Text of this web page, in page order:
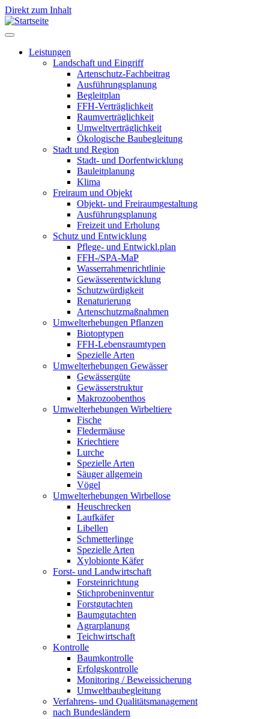
Direkt zum Inhalt
Leistungen
Leistungen
Landschaft und Eingriff
Artenschutz-Fachbeitrag
Ausführungsplanung
Begleitplan
FFH-Verträglichkeit
Raumverträglichkeit
Umweltverträglichkeit
Ökologische Baubegleitung
Stadt und Region
Stadt- und Dorfentwicklung
Bauleitplanung
Klima
Freiraum und Objekt
Objekt- und Freiraumgestaltung
Ausführungsplanung
Freizeit und Erholung
Schutz und Entwicklung
Pflege- und Entwickl.plan
FFH-/SPA-MaP
Wasserrahmenrichtlinie
Gewässerentwicklung
Schutzwürdigkeit
Renaturierung
Artenschutzmaßnahmen
Umwelterhebungen Pflanzen
Biotoptypen
FFH-Lebensraumtypen
Spezielle Arten
Umwelterhebungen Gewässer
Gewässergüte
Gewässerstruktur
Makrozoobenthos
Umwelterhebungen Wirbeltiere
Fische
Fledermäuse
Kriechtiere
Lurche
Spezielle Arten
Säuger allgemein
Vögel
Umwelterhebungen Wirbellose
Heuschrecken
Laufkäfer
Libellen
Schmetterlinge
Spezielle Arten
Xylobionte Käfer
Forst- und Landwirtschaft
Forsteinrichtung
Stichprobeninventur
Forstgutachten
Baumgutachten
Agrarplanung
Teichwirtschaft
Kontrolle
Baumkontrolle
Erfolgskontrolle
Monitoring / Beweissicherung
Umweltbaubegleitung
Verfahrens- und Qualitätsmanagement
nach Bundesländern